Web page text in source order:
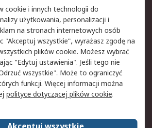
e-
Polityka dotycząca
plików cookie
Użytkowanie witryny
prawne
Warunki Sprzedaży
cookie i innych technologii do
użytkowania, personalizacji i
na stronach internetowych osób
"Akceptuj wszystkie", wyrażasz zgodę na
plików cookie. Możesz wybrać
"Edytuj ustawienia". Jeśli tego nie
wszystkie". Może to ograniczyć
funkcji. Więcej informacji można
polityce dotyczącej plików cookie.